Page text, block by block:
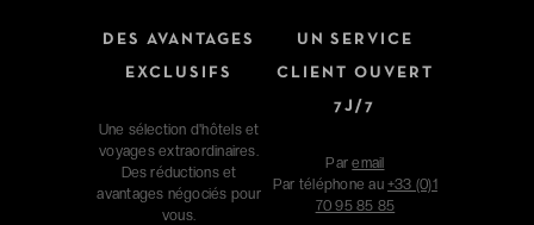
DES AVANTAGES
EXCLUSIFS
Une sélection d'hôtels et
voyages extraordinaires.
Des réductions et
avantages négociés pour
vous.
UN SERVICE
CLIENT OUVERT
7J/7
Paremail
Par téléphone au +33 (0)1
70 95 85 85